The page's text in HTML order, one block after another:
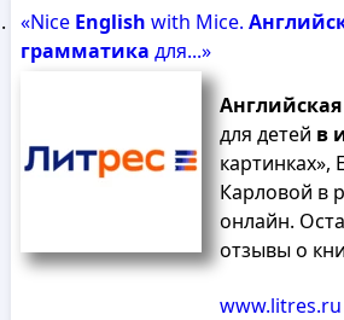
«Nice English with Mice.
грамматика для...»
Английская
для детей в
картинках»,
Карловой в
онлайн.
отзывы о
www.litres.ru